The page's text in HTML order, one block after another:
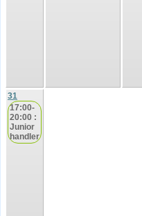
31
17:00-
20:00 :
Junior
handler